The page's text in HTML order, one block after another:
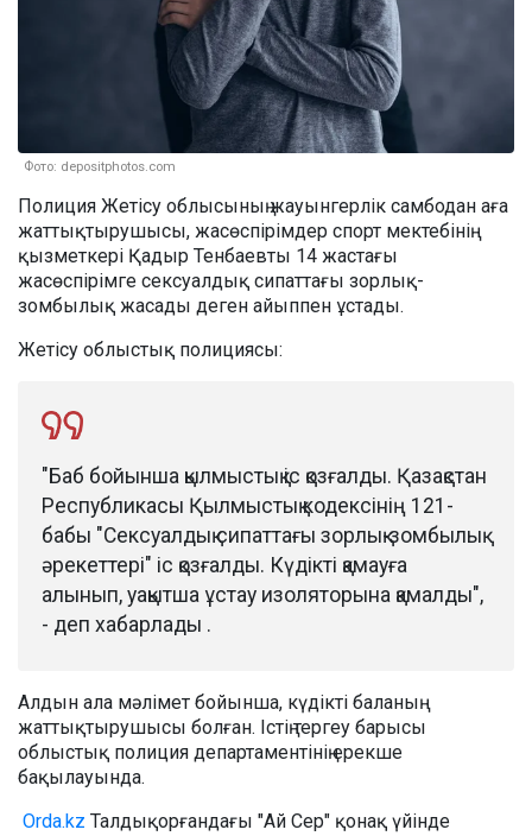
Фото: depositphotos.com
Полиция Жетісу облысының жауынгерлік самбодан аға
жаттықтырушысы, жасөспірімдер спорт мектебінің
қызметкері Қадыр Тенбаевты 14 жастағы
жасөспірімге сексуалдық сипаттағы зорлық-
зомбылық жасады деген айыппен ұстады.
Жетісу облыстық полициясы:
"Баб бойынша қылмыстық іс қозғалды. Қазақстан
Республикасы Қылмыстық кодексінің 121-
бабы "Сексуалдық сипаттағы зорлық-зомбылық
әрекеттері" іс қозғалды. Күдікті қамауға
алынып, уақытша ұстау изоляторына қамалды",
- деп хабарлады .
Алдын ала мәлімет бойынша, күдікті баланың
жаттықтырушысы болған. Істің тергеу барысы
облыстық полиция департаментінің ерекше
бақылауында.
Orda.kz Талдықорғандағы "Ай Сер" қонақ үйінде